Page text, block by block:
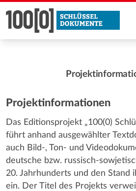
Projektinformationen
Das Editionsprojekt „100(0)
führt anhand ausgewählter
auch Bild-, Ton- und
deutsche bzw. russisch-
20. Jahrhunderts und den Stand
ein. Der Titel des Projekts